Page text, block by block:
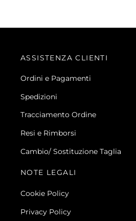
ASSISTENZA CLIENTI
Ordini e Pagamenti
Spedizioni
Tracciamento Ordine
Resi e Rimborsi
Cambio/ Sostituzione Taglia
NOTE LEGALI
Cookie Policy
Privacy Policy